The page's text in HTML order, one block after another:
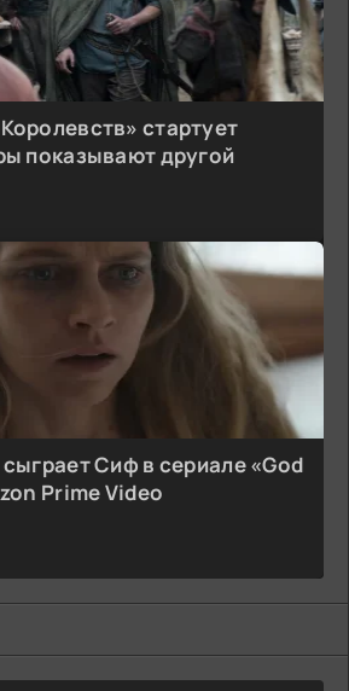
стартует
показывают другой
Сиф в сериале «God
Prime Video